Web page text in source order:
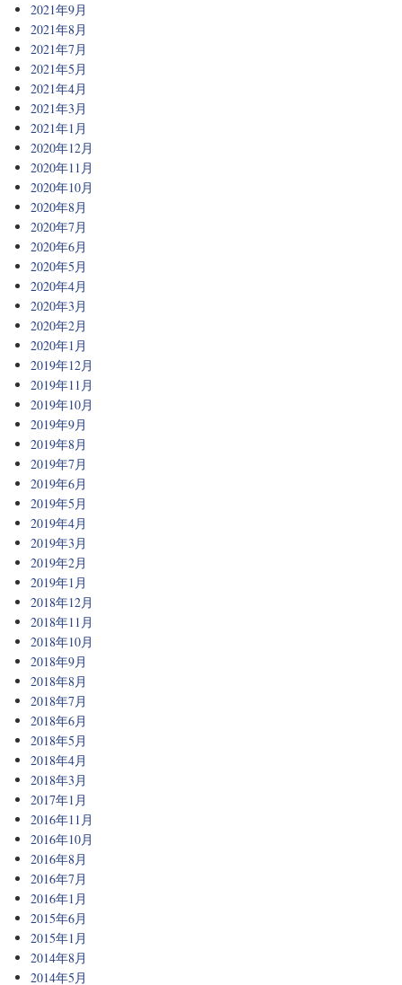
2021年9月
2021年8月
2021年7月
2021年5月
2021年4月
2021年3月
2021年1月
2020年12月
2020年11月
2020年10月
2020年8月
2020年7月
2020年6月
2020年5月
2020年4月
2020年3月
2020年2月
2020年1月
2019年12月
2019年11月
2019年10月
2019年9月
2019年8月
2019年7月
2019年6月
2019年5月
2019年4月
2019年3月
2019年2月
2019年1月
2018年12月
2018年11月
2018年10月
2018年9月
2018年8月
2018年7月
2018年6月
2018年5月
2018年4月
2018年3月
2017年1月
2016年11月
2016年10月
2016年8月
2016年7月
2016年1月
2015年6月
2015年1月
2014年8月
2014年5月